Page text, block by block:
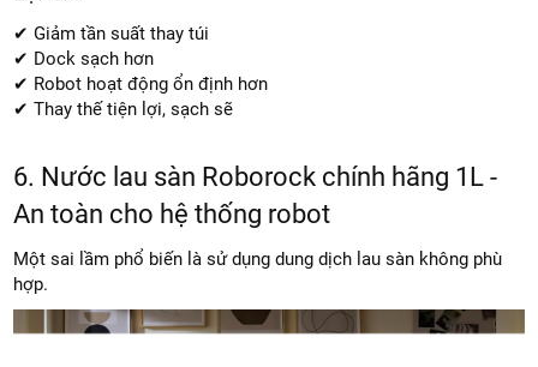
✔ Giảm tần suất thay túi
✔ Dock sạch hơn
✔ Robot hoạt động ổn định hơn
✔ Thay thế tiện lợi, sạch sẽ
6. Nước lau sàn Roborock chính hãng 1L -
An toàn cho hệ thống robot
Một sai lầm phổ biến là sử dụng dung dịch lau sàn không phù
hợp.